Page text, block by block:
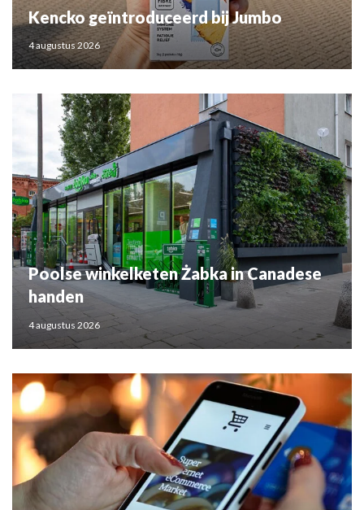
Kencko geïntroduceerd bij Jumbo
4 augustus 2026
Poolse winkelketen Żabka in Canadese
handen
4 augustus 2026